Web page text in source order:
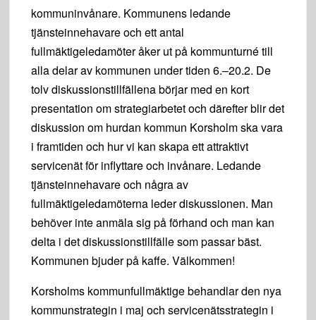
kommuninvånare. Kommunens ledande
tjänsteinnehavare och ett antal
fullmäktigeledamöter åker ut på kommunturné till
alla delar av kommunen under tiden 6.–20.2. De
tolv diskussionstillfällena börjar med en kort
presentation om strategiarbetet och därefter blir det
diskussion om hurdan kommun Korsholm ska vara
i framtiden och hur vi kan skapa ett attraktivt
servicenät för inflyttare och invånare. Ledande
tjänsteinnehavare och några av
fullmäktigeledamöterna leder diskussionen. Man
behöver inte anmäla sig på förhand och man kan
delta i det diskussionstillfälle som passar bäst.
Kommunen bjuder på kaffe. Välkommen!
Korsholms kommunfullmäktige behandlar den nya
kommunstrategin i maj och servicenätsstrategin i